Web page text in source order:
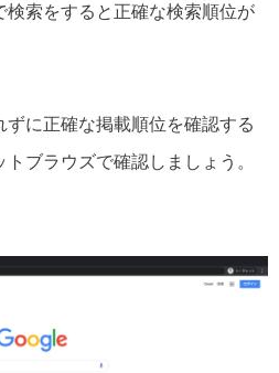
索をすると正確な検索順位が
ずに正確な掲載順位を確認する
ブラウズで確認しましょう。